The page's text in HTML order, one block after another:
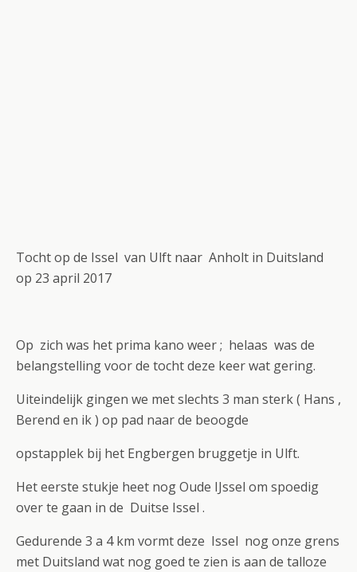
Tocht op de Issel van Ulft naar Anholt in Duitsland
op 23 april 2017
Op zich was het prima kano weer ; helaas was de
belangstelling voor de tocht deze keer wat gering.
Uiteindelijk gingen we met slechts 3 man sterk ( Hans ,
Berend en ik ) op pad naar de beoogde
opstapplek bij het Engbergen bruggetje in Ulft.
Het eerste stukje heet nog Oude IJssel om spoedig
over te gaan in de Duitse Issel .
Gedurende 3 a 4 km vormt deze Issel nog onze grens
met Duitsland wat nog goed te zien is aan de talloze